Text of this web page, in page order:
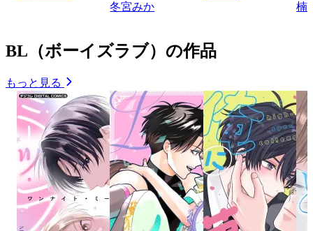
冬宮みか 楠
BL（ボーイズラブ）の作品
もっと見る